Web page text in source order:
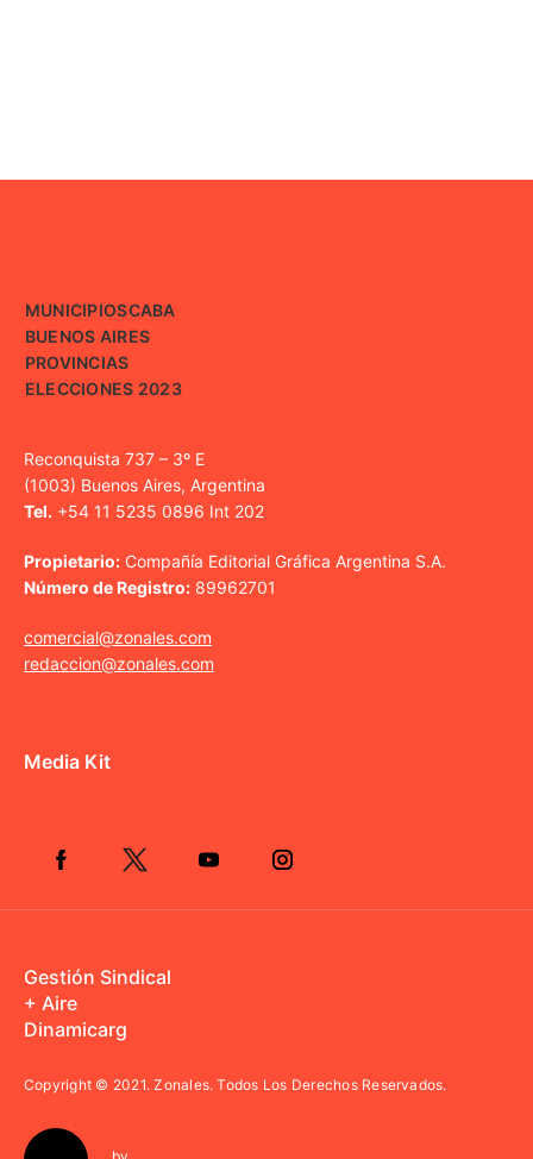
MUNICIPIOSCABA
BUENOS AIRES
PROVINCIAS
ELECCIONES 2023
Reconquista 737 – 3º E
(1003) Buenos Aires, Argentina
Tel. +54 11 5235 0896 Int 202
Propietario: Compañía Editorial Gráfica Argentina S.A.
Número de Registro: 89962701
comercial@zonales.com
redaccion@zonales.com
Media Kit
Gestión Sindical
+ Aire
Dinamicarg
Copyright © 2021.Zonales. Todos Los Derechos Reservados.